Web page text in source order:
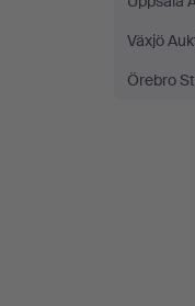
Växjö
Örebro